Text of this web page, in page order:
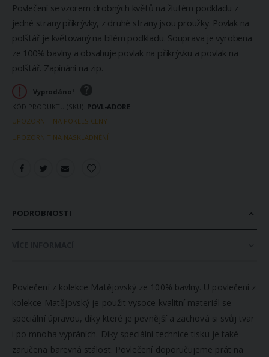
Povlečení se vzorem drobných květů na žlutém podkladu z
jedné strany přikrývky, z druhé strany jsou proužky. Povlak na
polštář je květovaný na bílém podkladu. Souprava je vyrobena
ze 100% bavlny a obsahuje povlak na přikrývku a povlak na
polštář. Zapínání na zip.
Vyprodáno!
KÓD PRODUKTU (SKU) POVL-ADORE
UPOZORNIT NA POKLES CENY
UPOZORNIT NA NASKLADNĚNÍ
PODROBNOSTI
Povlečení z kolekce Matějovský ze 100% bavlny. U povlečení z
kolekce Matějovský je použit vysoce kvalitní materiál se
speciální úpravou, díky které je pevnější a zachová si svůj tvar
i po mnoha vypráních. Díky speciální technice tisku je také
zaručena barevná stálost. Povlečení doporučujeme prát na